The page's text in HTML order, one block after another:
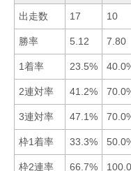
出走数 17 10
勝率 5.12 7.80
1着率 23.5%
2連対率 41.2%
3連対率 47.1%
枠1着率 33.3%
枠2連率 66.7%